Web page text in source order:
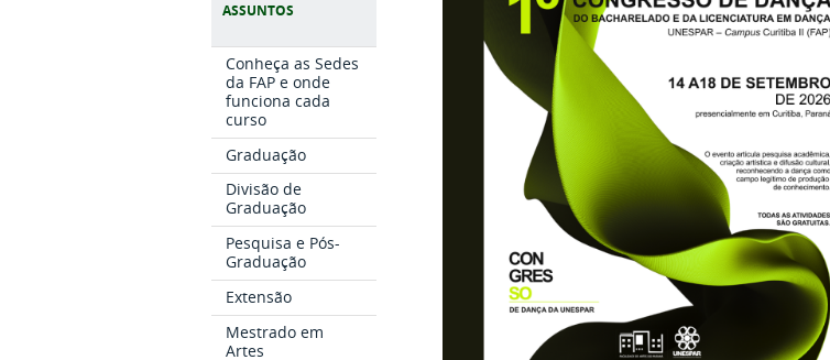
ASSUNTOS
Conheça as Sedes
da FAP e onde
funciona cada
curso
Graduação
Divisão de
Graduação
Pesquisa e Pós-
Graduação
Extensão
Mestrado em
Artes